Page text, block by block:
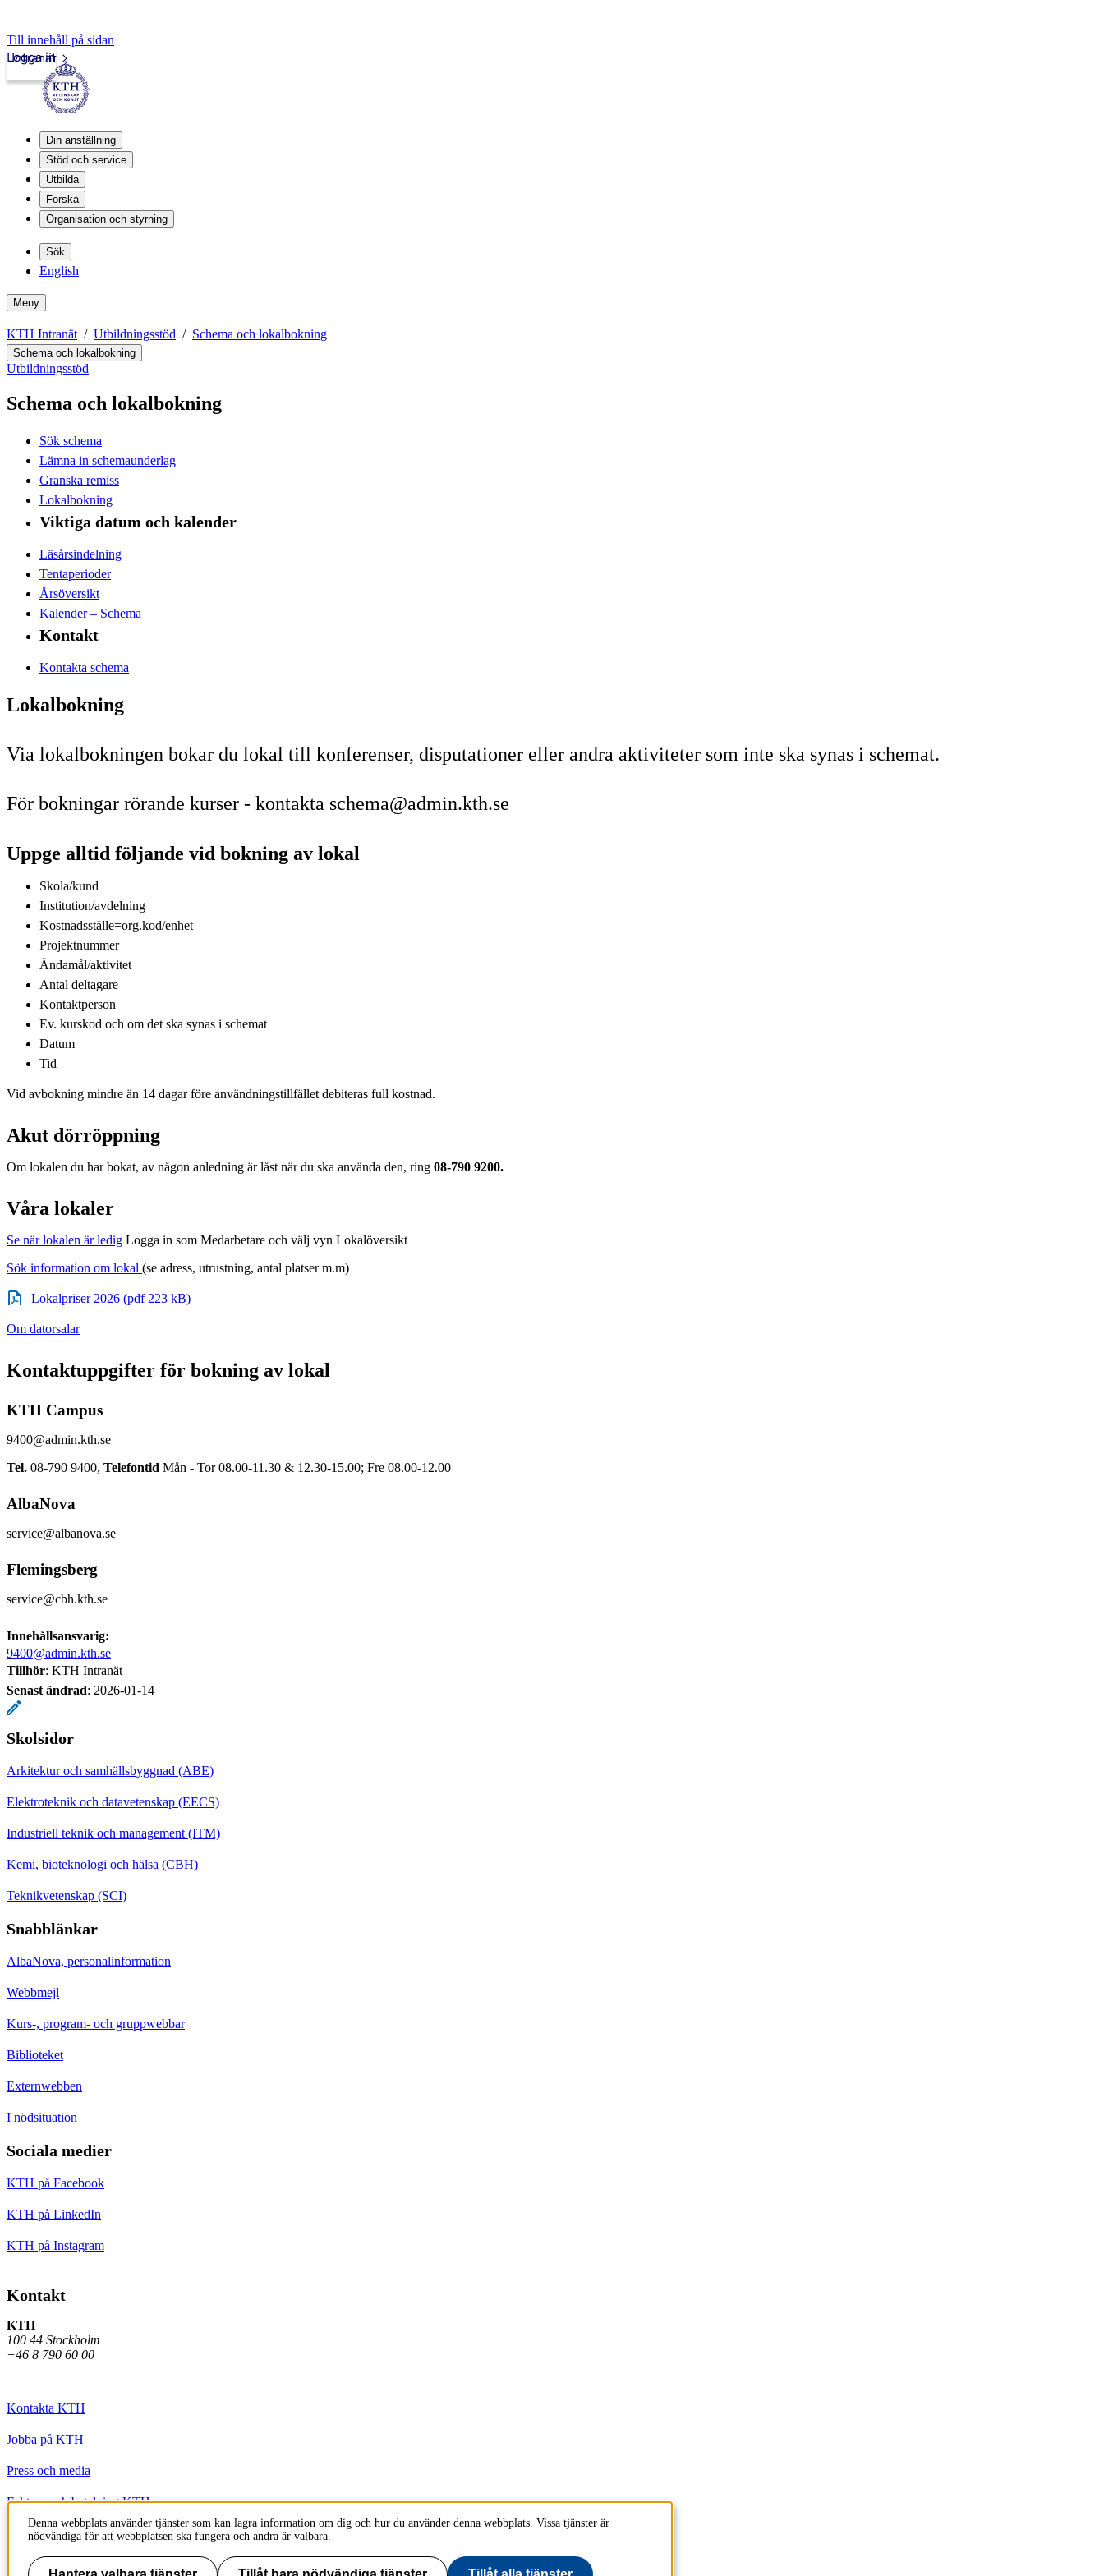
Till innehåll på sidan
Intranät
Logga in
Din anställning
Stöd och service
Utbilda
Forska
Organisation och styrning
Sök
English
Meny
KTH Intranät Utbildningsstöd Schema och lokalbokning
Schema och lokalbokning
Utbildningsstöd
Schema och lokalbokning
Sök schema
Lämna in schemaunderlag
Granska remiss
Lokalbokning
Viktiga datum och kalender
Läsårsindelning
Tentaperioder
Årsöversikt
Kalender – Schema
Kontakt
Kontakta schema
Lokalbokning
Via lokalbokningen bokar du lokal till konferenser, disputationer eller andra aktiviteter som inte ska synas i schemat.
För bokningar rörande kurser - kontakta schema@admin.kth.se
Uppge alltid följande vid bokning av lokal
Skola/kund
Institution/avdelning
Kostnadsställe=org.kod/enhet
Projektnummer
Ändamål/aktivitet
Antal deltagare
Kontaktperson
Ev. kurskod och om det ska synas i schemat
Datum
Tid
Vid avbokning mindre än 14 dagar före användningstillfället debiteras full kostnad.
Akut dörröppning
Om lokalen du har bokat, av någon anledning är låst när du ska använda den, ring 08-790 9200.
Våra lokaler
Se när lokalen är ledig Logga in som Medarbetare och välj vyn Lokalöversikt
Sök information om lokal (se adress, utrustning, antal platser m.m)
Lokalpriser 2026 (pdf 223 kB)
Om datorsalar
Kontaktuppgifter för bokning av lokal
KTH Campus
9400@admin.kth.se
Tel. 08-790 9400, Telefontid Mån - Tor 08.00-11.30 & 12.30-15.00; Fre 08.00-12.00
AlbaNova
service@albanova.se
Flemingsberg
service@cbh.kth.se
Innehållsansvarig:
9400@admin.kth.se
Tillhör: KTH Intranät
Senast ändrad: 2026-01-14
Skolsidor
Arkitektur och samhällsbyggnad (ABE)
Elektroteknik och datavetenskap (EECS)
Industriell teknik och management (ITM)
Kemi, bioteknologi och hälsa (CBH)
Teknikvetenskap (SCI)
Snabblänkar
AlbaNova, personalinformation
Webbmejl
Kurs-, program- och gruppwebbar
Biblioteket
Externwebben
I nödsituation
Sociala medier
KTH på Facebook
KTH på LinkedIn
KTH på Instagram
Kontakt
KTH
100 44 Stockholm
+46 8 790 60 00
Kontakta KTH
Jobba på KTH
Press och media
Faktura och betalning KTH
Om KTH:s webbplatser
Tillgänglighetsredogörelse
Denna webbplats använder tjänster som kan lagra information om dig och hur du använder denna webbplats. Vissa tjänster är
nödvändiga för att webbplatsen ska fungera och andra är valbara.